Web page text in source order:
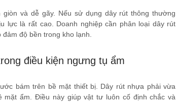
giòn và dễ gãy. Nếu sử dụng dây rút thông thường
lực là rất cao. Doanh nghiệp cần phân loại dây rút
độ bền trong kho lạnh.
điều kiện ngưng tụ ẩm
bám trên bề mặt thiết bị. Dây rút nhựa phải vừa
mặt ẩm. Điều này giúp vật tư luôn cố định chắc và